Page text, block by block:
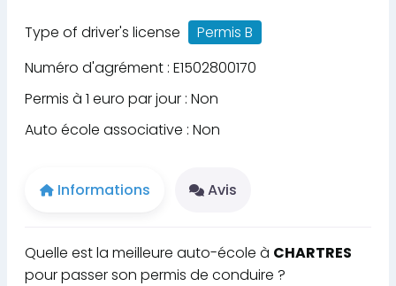
Type of driver's license
Permis B
Numéro d'agrément : E1502800170
Permis à 1 euro par jour : Non
Auto école associative : Non
Informations Avis
Quelle est la meilleure auto-école à CHARTRES
pour passer son permis de conduire ?